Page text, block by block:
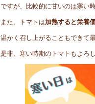
ですが、比較的に甘いのは寒い
また、トマトは加熱すると栄養
温かく召し上がることもできて
是非、寒い時期のトマトもよろ